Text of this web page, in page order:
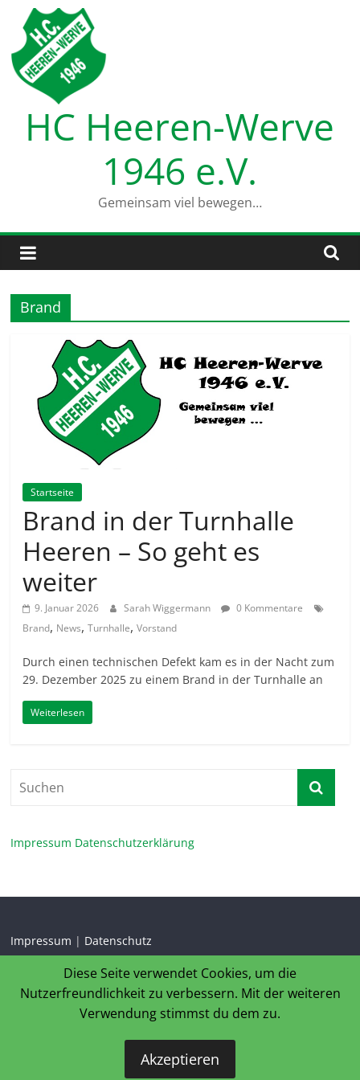
Inhalt
springen
HC Heeren-Werve
1946 e.V.
Gemeinsam viel bewegen…
Brand
Startseite
Brand in der Turnhalle
Heeren – So geht es
weiter
9. Januar 2026 Sarah Wiggermann
0 Kommentare
Brand, News,Turnhalle,Vorstand
Durch einen technischen Defekt kam es in der Nacht zum
29. Dezember 2025 zu einem Brand in der Turnhalle an
Weiterlesen
Impressum Datenschutzerklärung
Impressum | Datenschutz
HC Heeren-Werve 1946 e.V.
vorbehalten.
Diese Seite verwendet Cookies, um die
Nutzerfreundlichkeit zu verbessern. Mit der weiteren
Verwendung stimmst du dem zu.
Akzeptieren